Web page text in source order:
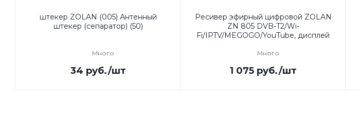
штекер ZOLAN (005) Антенный
штекер (сепаратор) (50)
Много
34 руб./шт
Ресивер эфирный цифровой ZOLAN
ZN 805 DVB-T2/Wi-
Fi/IPTV/MEGOGO/YouTube, дисплей
Много
1 075руб./шт